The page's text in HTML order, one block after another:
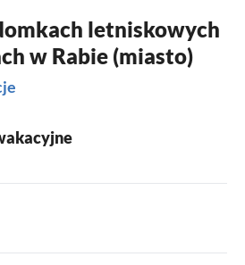
letniskowych
w Rabie (miasto)